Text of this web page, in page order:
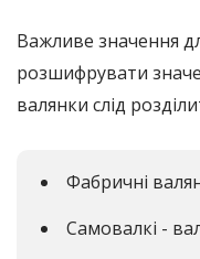
Важливе значення
розшифрувати
валянки слід
Фабричні
Самовалкі -